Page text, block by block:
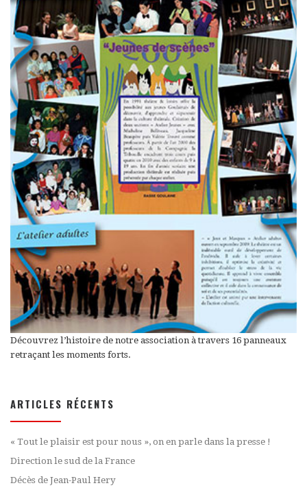
Découvrez l’histoire de notre association à travers 16 panneaux
retraçant les moments forts.
ARTICLES RÉCENTS
« Tout le plaisir est pour nous », on en parle dans la presse !
Direction le sud de la France
Décès de Jean-Paul Hery